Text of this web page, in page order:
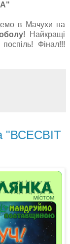
в Мачухи на
! Найкращі
Фінал!!!
"ВСЕСВІТ